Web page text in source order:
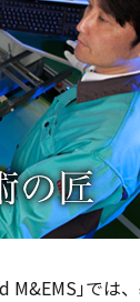
｣では